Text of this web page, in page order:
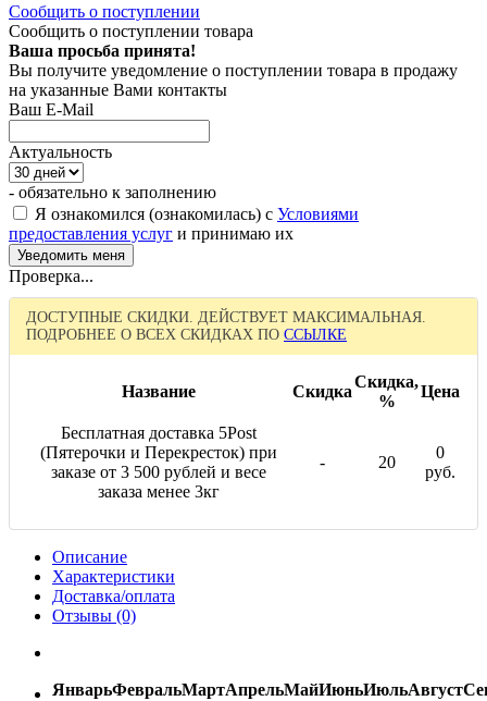
Сообщить о поступлении
Сообщить о поступлении товара
Ваша просьба принята!
Вы получите уведомление о поступлении товара в продажу
на указанные Вами контакты
Ваш E-Mail
Актуальность
- обязательно к заполнению
Я ознакомился (ознакомилась) с Условиями
предоставления услуг и принимаю их
Проверка...
ДОСТУПНЫЕ СКИДКИ. ДЕЙСТВУЕТ МАКСИМАЛЬНАЯ.
ПОДРОБНЕЕ О ВСЕХ СКИДКАХ ПО ССЫЛКЕ
Название Скидка
Скидка,
%
Цена
Бесплатная доставка 5Post
(Пятерочки и Перекресток) при
заказе от 3 500 рублей и весе
заказа менее 3кг
- 20
0
руб.
Описание
Характеристики
Доставка/оплата
Отзывы (0)
ЯнварьФевральМартАпрельМайИюньИюльАвгуст